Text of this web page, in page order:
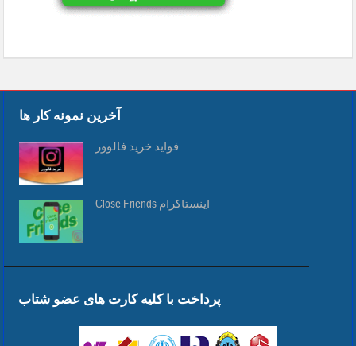
آخرین نمونه کار ها
فواید خرید فالوور
Close Friends اینستاگرام
پرداخت با کلیه کارت های عضو شتاب